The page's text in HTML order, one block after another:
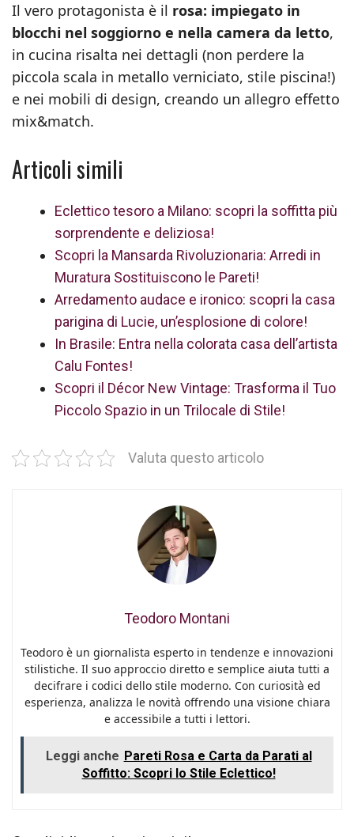
Il vero protagonista è il rosa: impiegato in
blocchi nel soggiorno e nella camera da letto,
in cucina risalta nei dettagli (non perdere la
piccola scala in metallo verniciato, stile piscina!)
e nei mobili di design, creando un allegro effetto
mix&match.
Articoli simili
Eclettico tesoro a Milano: scopri la soffitta più
sorprendente e deliziosa!
Scopri la Mansarda Rivoluzionaria: Arredi in
Muratura Sostituiscono le Pareti!
Arredamento audace e ironico: scopri la casa
parigina di Lucie, un’esplosione di colore!
In Brasile: Entra nella colorata casa dell’artista
Calu Fontes!
Scopri il Décor New Vintage: Trasforma il Tuo
Piccolo Spazio in un Trilocale di Stile!
Valuta questo articolo
Teodoro Montani
Teodoro è un giornalista esperto in tendenze e innovazioni
stilistiche. Il suo approccio diretto e semplice aiuta tutti a
decifrare i codici dello stile moderno. Con curiosità ed
esperienza, analizza le novità offrendo una visione chiara
e accessibile a tutti i lettori.
Leggi anche Pareti Rosa e Carta da Parati al
Soffitto: Scopri lo Stile Eclettico!